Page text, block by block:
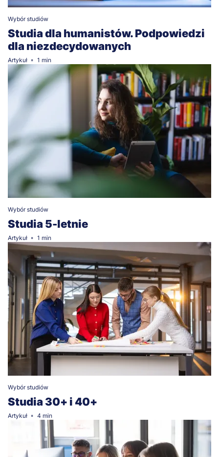
Wybór studiów
Studia dla humanistów. Podpowiedzi
dla niezdecydowanych
Artykuł 1 min
Wybór studiów
Studia 5-letnie
Artykuł 1 min
Wybór studiów
Studia 30+ i 40+
Artykuł 4 min